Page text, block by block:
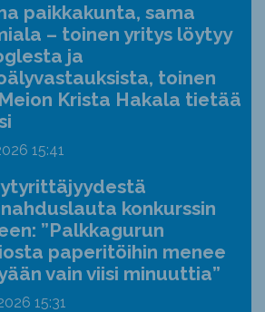
paikkakunta, sama
– toinen yritys löytyy
ja
toinen
Krista Hakala tietää
15:41
konkurssin
”Palkkagurun
paperitöihin menee
vain viisi minuuttia”
15:31